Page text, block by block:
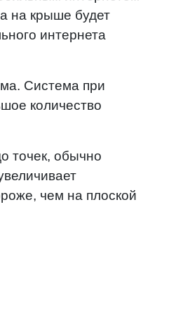
на крыше будет
интернета
Система при
количество
точек, обычно
чем на плоской